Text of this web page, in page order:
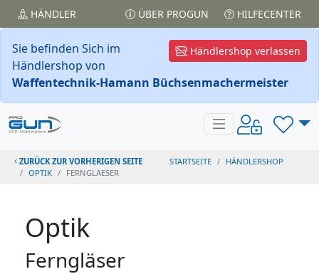
HÄNDLER ÜBER PROGUN HILFECENTER
Händlershop verlassen
Sie befinden Sich im
Händlershop von
Waffentechnik-Hamann Büchsenmachermeister
ZURÜCK ZUR VORHERIGEN SEITE STARTSEITE
HÄNDLERSHOP
OPTIK
FERNGLAESER
Optik
Ferngläser